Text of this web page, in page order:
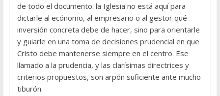
de todo el documento: la Iglesia no está aquí para
dictarle al ecónomo, al empresario o al gestor qué
inversión concreta debe de hacer, sino para orientarle
y guiarle en una toma de decisiones prudencial en que
Cristo debe mantenerse siempre en el centro. Ese
llamado a la prudencia, y las clarísimas directrices y
criterios propuestos, son arpón suficiente ante mucho
tiburón.